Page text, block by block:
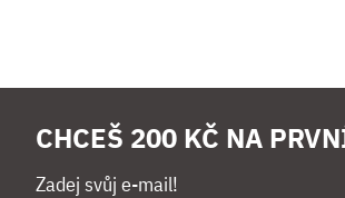
CHCEŠ 200 KČ NA
Zadej svůj e-mail!